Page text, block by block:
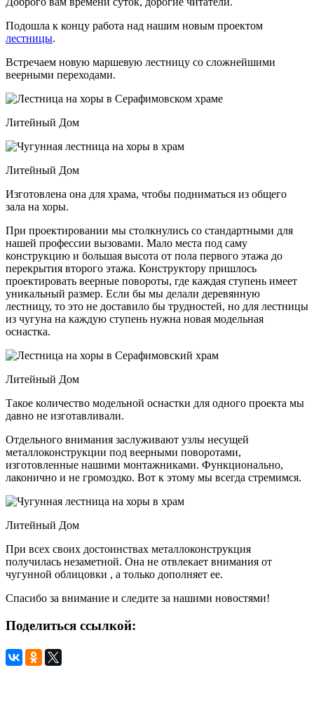
Подошла к концу работа над нашим новым проектом
лестницы.
Встречаем новую маршевую лестницу со сложнейшими
веерными переходами.
Литейный Дом
Литейный Дом
Изготовлена она для храма, чтобы подниматься из общего
зала на хоры.
При проектировании мы столкнулись со стандартными для
нашей профессии вызовами. Мало места под саму
конструкцию и большая высота от пола первого этажа до
перекрытия второго этажа. Конструктору пришлось
проектировать веерные повороты, где каждая ступень имеет
уникальный размер. Если бы мы делали деревянную
лестницу, то это не доставило бы трудностей, но для лестницы
из чугуна на каждую ступень нужна новая модельная
оснастка.
Литейный Дом
Такое количество модельной оснастки для одного проекта мы
давно не изготавливали.
Отдельного внимания заслуживают узлы несущей
металлоконструкции под веерными поворотами,
изготовленные нашими монтажниками. Функционально,
лаконично и не громоздко. Вот к этому мы всегда стремимся.
Литейный Дом
При всех своих достоинствах металлоконструкция
получилась незаметной. Она не отвлекает внимания от
чугунной облицовки , а только дополняет ее.
Спасибо за внимание и следите за нашими новостями!
Поделиться ссылкой: